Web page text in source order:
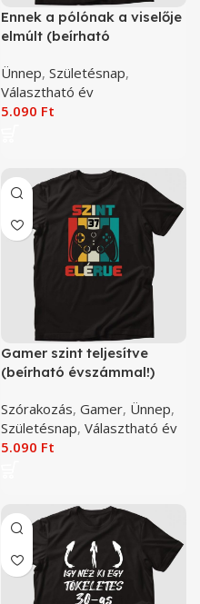
Ennek a pólónak a viselője
elmúlt (beírható
Ünnep, Születésnap,
Választható év
5.090 Ft
Gamer szint teljesítve
(beírható évszámmal!)
Szórakozás, Gamer, Ünnep,
Születésnap, Választható év
5.090 Ft